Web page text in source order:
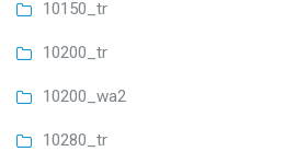
10150_tr
10200_tr
10200_wa2
10280_tr